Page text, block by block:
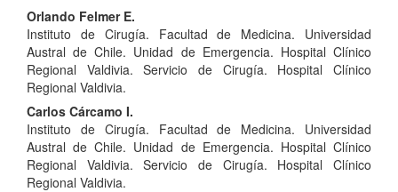
Contenido
principal
del
artículo
Orlando Felmer E.
Instituto de Cirugía. Facultad de Medicina. Universidad
Austral de Chile. Unidad de Emergencia. Hospital Clínico
Regional Valdivia. Servicio de Cirugía. Hospital Clínico
Regional Valdivia.
Carlos Cárcamo I.
Instituto de Cirugía. Facultad de Medicina. Universidad
Austral de Chile. Unidad de Emergencia. Hospital Clínico
Regional Valdivia. Servicio de Cirugía. Hospital Clínico
Regional Valdivia.